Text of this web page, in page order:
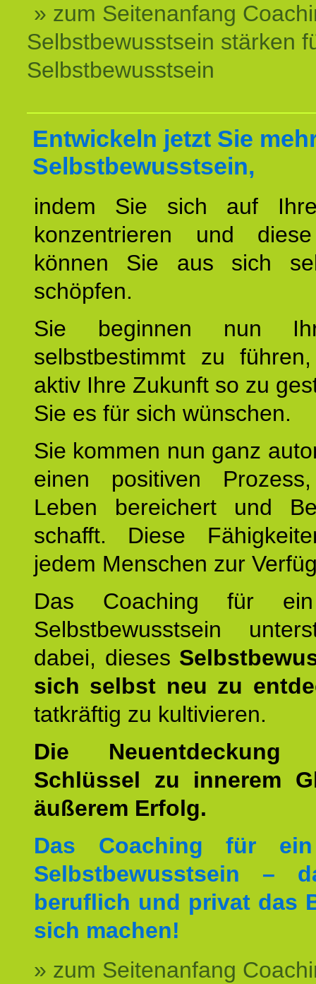
» zum Seitenanfang
Selbstbewusstsein stärken
Selbstbewusstsein
Entwickeln jetzt Sie
Selbstbewusstsein,
indem Sie sich auf
konzentrieren und
können Sie aus sich
schöpfen.
Sie beginnen nun
selbstbestimmt zu
aktiv Ihre Zukunft so zu
Sie es für sich wünschen.
Sie kommen nun ganz
einen positiven
Leben bereichert und
schafft. Diese
jedem Menschen zur
Das Coaching für
Selbstbewusstsein
dabei, dieses
sich selbst neu zu
tatkräftig zu kultivieren.
Die
Schlüssel zu innerem
äußerem Erfolg.
Das Coaching für
Selbstbewusstsein –
beruflich und privat das
sich machen!
» zum Seitenanfang